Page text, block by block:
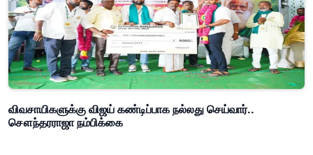
விவசாயிகளுக்கு விஜய் கண்டிப்பாக நல்லது செய்வார்..
சௌந்தரராஜா நம்பிக்கை